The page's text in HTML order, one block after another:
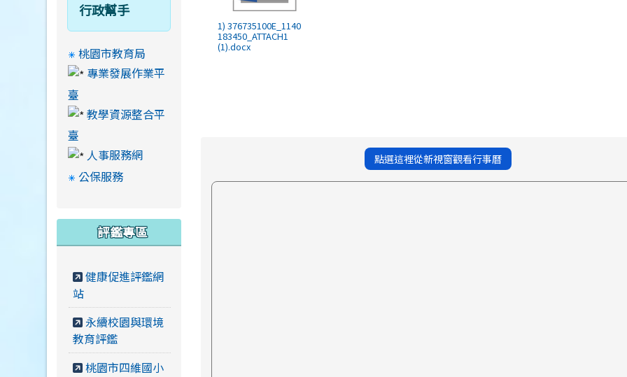
1) 376735100E_1140
183450_ATTACH1
(1).docx
點選這裡從新視窗觀看行事曆
行政幫手
桃園市教育局
專業發展作業平
臺
教學資源整合平
臺
人事服務網
公保服務
評鑑專區
健康促進評鑑網
站
永續校園與環境
教育評鑑
桃園市四維國小